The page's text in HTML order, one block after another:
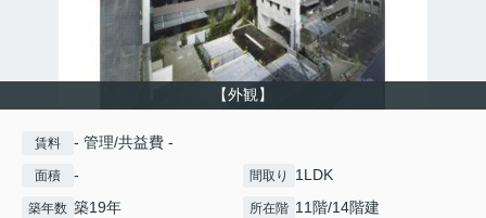
【外観】
賃料 - 管理/共益費 -
面積 - 間取り 1LDK
築年数 築19年 所在階 11階/14階建